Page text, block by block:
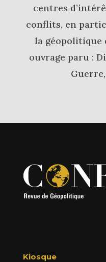
centres
conflits, en
la géopolitique
ouvrage paru :
Kiosque